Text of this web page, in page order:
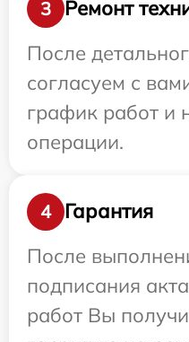
3
Ремонт
После
согласуем с
график работ и
операции.
4
Гарантия
После
подписания
работ Вы